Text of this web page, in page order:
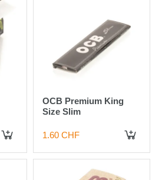
OCB Premium King
Size Slim
1.60 CHF